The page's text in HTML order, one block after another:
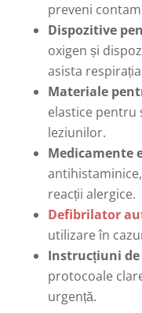
preveni
Dispozitive
oxigen și
asista
Materiale
elastice pentru
leziunilor.
Medicamente
reacții alergice.
Defibrilator
utilizare în
Instrucțiuni
protocoale
urgență.